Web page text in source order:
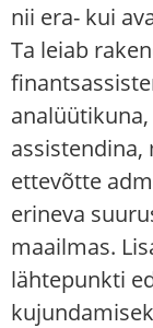
nii era- kui
Ta leiab
assistendina,
ettevõtte
erineva
maailmas.
lähtepunkti